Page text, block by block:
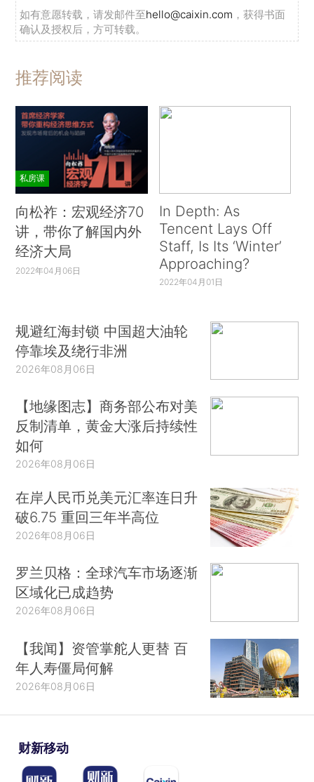
如有意愿转载，请发邮件至hello@caixin.com ，获得书面
确认及授权后，方可转载。
推荐阅读
私房课
向松祚：宏观经济70
讲，带你了解国内外
经济大局
2022年04月06日
In Depth: As
Tencent Lays Off
Staff, Is Its ‘Winter’
Approaching?
2022年04月01日
规避红海封锁 中国超大油轮
停靠埃及绕行非洲
2026年08月06日
【地缘图志】商务部公布对美
反制清单，黄金大涨后持续性
如何
2026年08月06日
在岸人民币兑美元汇率连日升
破6.75 重回三年半高位
2026年08月06日
罗兰贝格：全球汽车市场逐渐
区域化已成趋势
2026年08月06日
【我闻】资管掌舵人更替 百
年人寿僵局何解
2026年08月06日
财新移动